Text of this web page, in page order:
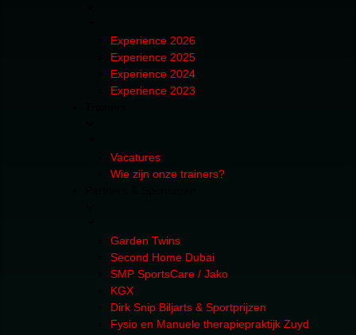
Experience 2026
Experience 2025
Experience 2024
Experience 2023
Vacatures
Wie zijn onze trainers?
Garden Twins
Second Home Dubai
SMP SportsCare / Jako
KGX
Dirk Snip Biljarts & Sportprijzen
Fysio en Manuele therapiepraktijk Zuyd